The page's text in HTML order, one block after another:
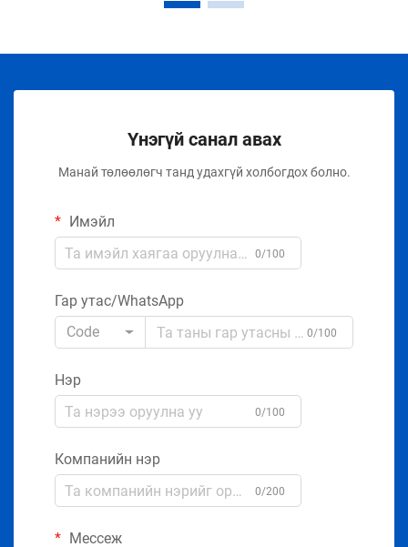
Үнэгүй санал авах
Манай төлөөлөгч танд удахгүй холбогдох болно.
Имэйл
0/100
Гар утас/WhatsApp
Code
0/100
Нэр
0/100
Компанийн нэр
0/200
Мессеж